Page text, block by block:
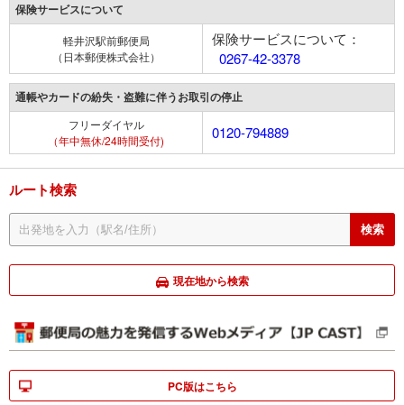
保険サービスについて
軽井沢駅前郵便局
（日本郵便株式会社）
保険サービスについて：
0267-42-3378
通帳やカードの紛失・盗難に伴うお取引の停止
フリーダイヤル
（年中無休/24時間受付)
0120-794889
ルート検索
現在地から検索
PC版はこちら